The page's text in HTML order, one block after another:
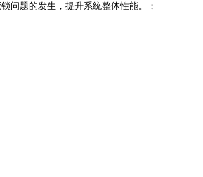
问题的发生，提升系统整体性能。；